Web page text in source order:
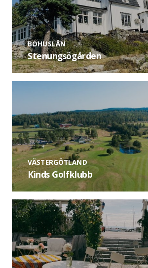
BOHUSLÄN
Stenungsögården
VÄSTERGÖTLAND
Kinds Golfklubb